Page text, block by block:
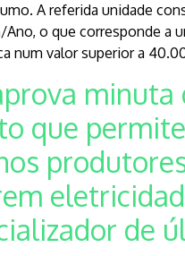
A referida unidade
o que corresponde a
num valor superior a
minuta
que
de